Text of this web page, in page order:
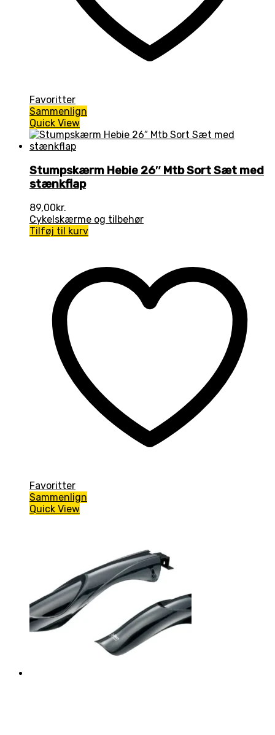
Favoritter
Sammenlign
Quick View
Stumpskærm Hebie 26″ Mtb Sort Sæt med
stænkflap
89,00kr.
Cykelskærme og tilbehør
Tilføj til kurv
Favoritter
Sammenlign
Quick View